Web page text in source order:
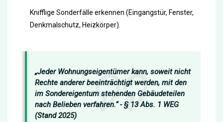
Knifflige Sonderfälle erkennen (Eingangstür, Fenster,
Denkmalschutz, Heizkörper).
„Jeder Wohnungseigentümer kann, soweit nicht
Rechte anderer beeinträchtigt werden, mit den
im Sondereigentum stehenden Gebäudeteilen
nach Belieben verfahren.“ - § 13 Abs. 1 WEG
(Stand 2025)